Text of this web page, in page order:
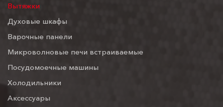
Вытяжки
Духовые шкафы
Варочные панели
Микроволновые печи встраиваемые
Посудомоечные машины
Холодильники
Аксессуары